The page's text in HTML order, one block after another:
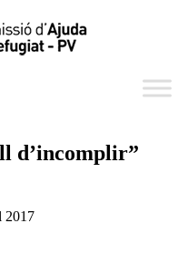
d’incomplir”
2017